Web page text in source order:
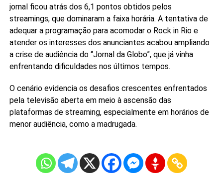
jornal ficou atrás dos 6,1 pontos obtidos pelos
streamings, que dominaram a faixa horária. A tentativa de
adequar a programação para acomodar o Rock in Rio e
atender os interesses dos anunciantes acabou ampliando
a crise de audiência do “Jornal da Globo”, que já vinha
enfrentando dificuldades nos últimos tempos.
O cenário evidencia os desafios crescentes enfrentados
pela televisão aberta em meio à ascensão das
plataformas de streaming, especialmente em horários de
menor audiência, como a madrugada.